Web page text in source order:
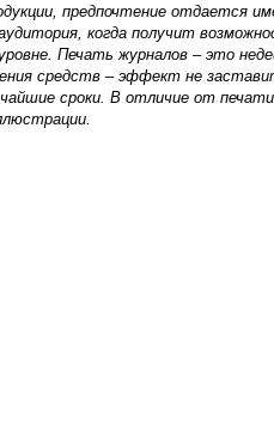
предпочтение отдается
когда получит
Печать журналов – это
средств – эффект не
сроки. В отличие от